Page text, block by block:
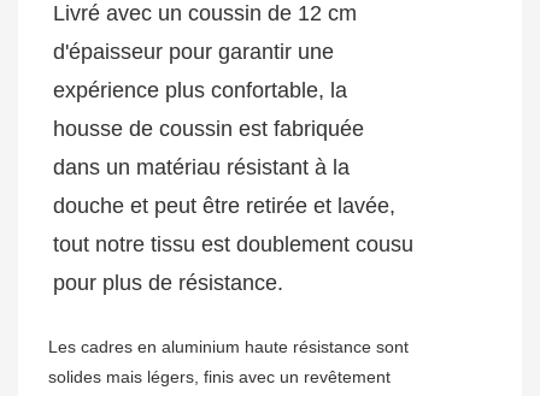
Livré avec un coussin de 12 cm
d'épaisseur pour garantir une
expérience plus confortable, la
housse de coussin est fabriquée
dans un matériau résistant à la
douche et peut être retirée et lavée,
tout notre tissu est doublement cousu
pour plus de résistance.
Les cadres en aluminium haute résistance sont
solides mais légers, finis avec un revêtement